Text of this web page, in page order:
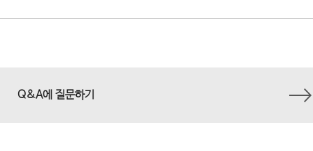
Q&A에 질문하기